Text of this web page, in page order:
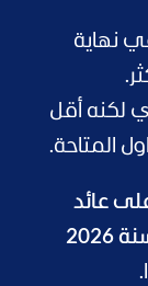
في نهاية
لكنه أقل
المتاحة.
عائد